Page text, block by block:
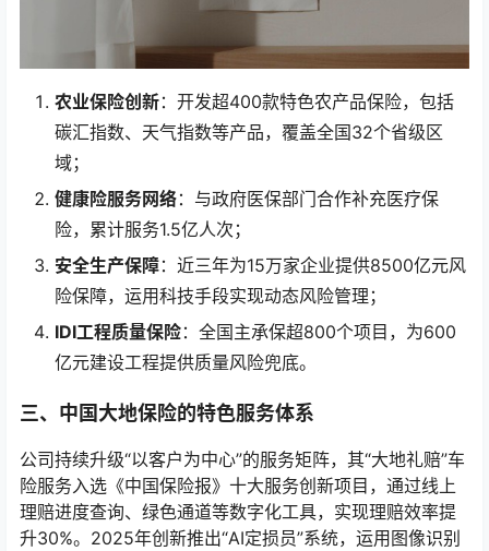
农业保险创新：开发超400款特色农产品保险，包括
碳汇指数、天气指数等产品，覆盖全国32个省级区
域；
健康险服务网络：与政府医保部门合作补充医疗保
险，累计服务1.5亿人次；
安全生产保障：近三年为15万家企业提供8500亿元风
险保障，运用科技手段实现动态风险管理；
IDI工程质量保险：全国主承保超800个项目，为600
亿元建设工程提供质量风险兜底。
三、中国大地保险的特色服务体系
公司持续升级“以客户为中心”的服务矩阵，其“大地礼赔”车
险服务入选《中国保险报》十大服务创新项目，通过线上
理赔进度查询、绿色通道等数字化工具，实现理赔效率提
升30%。2025年创新推出“AI定损员”系统，运用图像识别